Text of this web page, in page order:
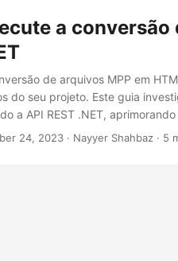
a conversão
de arquivos MPP em
do seu projeto. Este guia
a API REST .NET,
24, 2023 · Nayyer Shahbaz · 5